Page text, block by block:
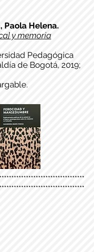
Paola Helena.
y memoria
Pedagógica
de Bogotá, 2019;